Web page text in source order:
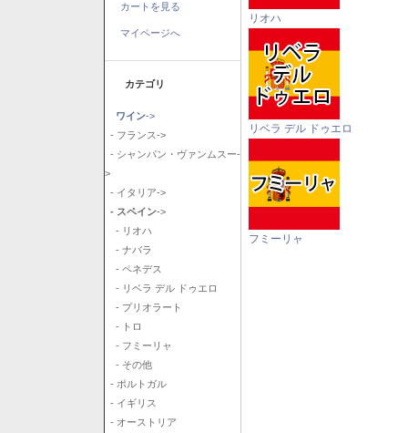
カートを見る
マイページへ
カテゴリ
ワイン->
- フランス->
- シャンパン・ヴァンムスー-
>
- イタリア->
- スペイン->
- リオハ
- ナバラ
- ペネデス
- リベラ デル ドゥエロ
- プリオラート
- トロ
- フミーリャ
- その他
- ポルトガル
- イギリス
- オーストリア
リオハ
リベラ デル ドゥエロ
フミーリャ